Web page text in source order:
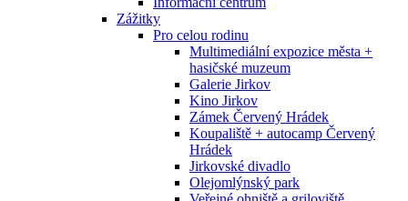
Zážitky
Pro celou rodinu
Multimediální expozice města +
hasičské muzeum
Galerie Jirkov
Kino Jirkov
Zámek Červený Hrádek
Koupaliště + autocamp Červený
Hrádek
Jirkovské divadlo
Olejomlýnský park